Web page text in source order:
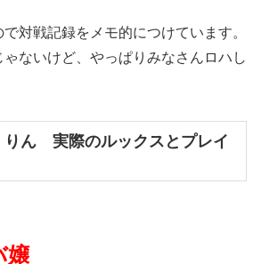
対戦記録をメモ的につけています。
ないけど、やっぱりみなさんロハし
ん 実際のルックスとプレイ
嬢